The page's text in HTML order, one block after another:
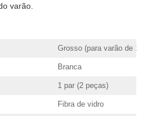
varão.
Grosso (para varão de
Branca
1 par (2 peças)
Fibra de vidro